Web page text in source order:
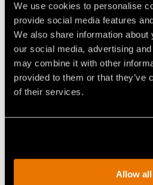
We use cookies to personalise
provide social media features
We also share information
our social media, advertising
may combine it with other
provided to them or that they’ve
of their services.
Allow all
BROYEUR DE PIERRES AVEC
ROTOR À OUTILS FIXES POUR
LES TRACTEURS JUSQU'À 280
CH
TERRES AGRICOLES AVEC UN